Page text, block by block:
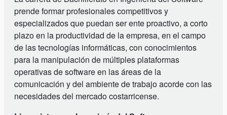
prende formar profesionales competitivos y
especializados que puedan ser ente proactivo, a corto
plazo en la productividad de la empresa, en el campo
de las tecnologías informáticas, con conocimientos
para la manipulación de múltiples plataformas
operativas de software en las áreas de la
comunicación y del ambiente de trabajo acorde con las
necesidades del mercado costarricense.